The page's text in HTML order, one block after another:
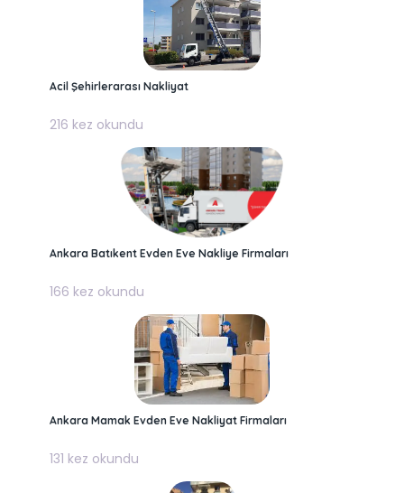
Acil Şehirlerarası Nakliyat
216 kez okundu
Ankara Batıkent Evden Eve Nakliye Firmaları
166 kez okundu
Ankara Mamak Evden Eve Nakliyat Firmaları
131 kez okundu